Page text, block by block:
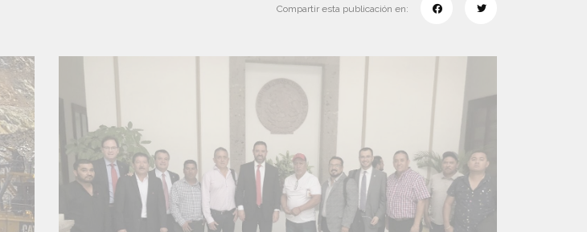
Compartir esta publicación en: